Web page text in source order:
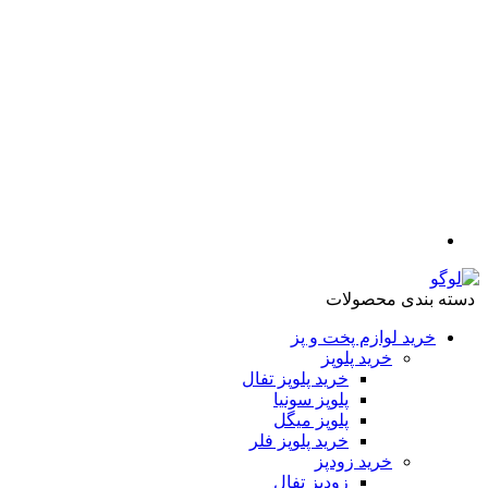
دسته بندی محصولات
خرید لوازم پخت و پز
خرید پلوپز
خرید پلوپز تفال
پلوپز سونیا
پلوپز میگل
خرید پلوپز فلر
خرید زودپز
زودپز تفال